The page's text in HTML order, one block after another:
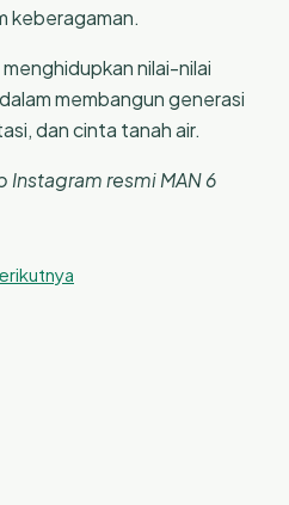
keberagaman.
nilai-nilai
membangun generasi
dan cinta tanah air.
resmi MAN 6